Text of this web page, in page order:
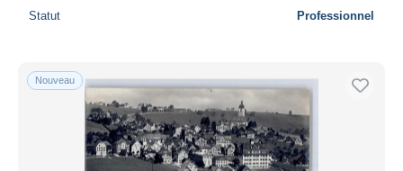
Statut Professionnel
Nouveau